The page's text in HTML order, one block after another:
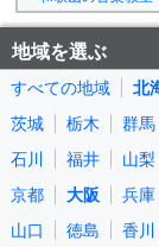
地域を選ぶ
すべての地域 北
茨城
栃木 群馬
石川
福井 山梨
京都
大阪 兵庫
山口
徳島 香川